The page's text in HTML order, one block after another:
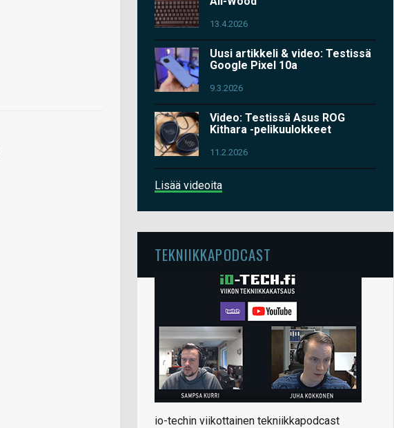
13.4.2026
Uusi artikkeli & video: Testissä
Google Pixel 10a
9.3.2026
Video: Testissä Asus ROG
Kithara -pelikuulokkeet
11.2.2026
Lisää videoita
TEKNIIKKAPODCAST
io-techin viikottainen tekniikkapodcast